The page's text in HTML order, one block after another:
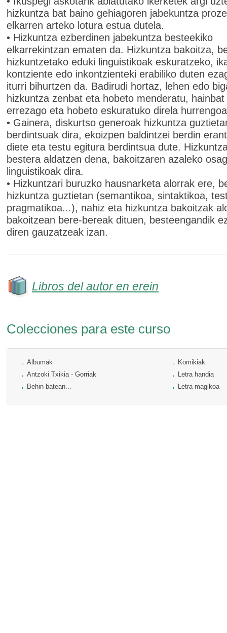
hizkuntza bat baino gehiagoren jabekuntza
elkarren arteko lotura estua dutela.
• Hizkuntza ezberdinen jabekuntza besteekiko
elkarrekintzan ematen da. Hizkuntza bakoitza,
hizkuntzetako eduki linguistikoak eskuratzeko,
kontziente edo inkontzienteki erabiliko duten
iturri bihurtzen da. Badirudi hortaz, lehen edo
hizkuntza zenbat eta hobeto menderatu, hainbat
errezago eta hobeto eskuratuko direla
• Gainera, diskurtso generoak hizkuntza
berdintsuak dira, ekoizpen baldintzei berdin
diete eta testu egitura berdintsua dute.
bestera aldatzen dena, bakoitzaren azaleko
linguistikoak dira.
• Hizkuntzari buruzko hausnarketa alorrak ere,
hizkuntza guztietan (semantikoa, sintaktikoa,
pragmatikoa...), nahiz eta hizkuntza bakoitzak
bakoitzean bere-bereak dituen, besteengandik
diren gauzatzeak izan.
Libros del autor en erein
Colecciones para este curso
Albumak
Antzoki Txikia - Gorriak
Behin batean...
Komikiak
Letra handia
Letra magikoa